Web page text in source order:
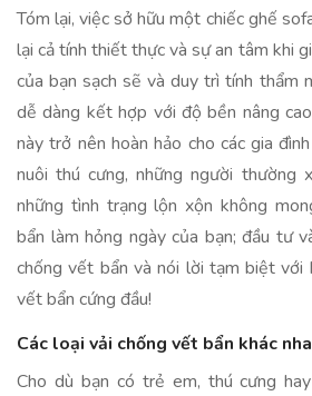
Tóm lại, việc sở hữu một chiếc ghế
lại cả tính thiết thực và sự an tâm khi
của bạn sạch sẽ và duy trì tính thẩm
dễ dàng kết hợp với độ bền nâng
này trở nên hoàn hảo cho các gia
nuôi thú cưng, những người thường
những tình trạng lộn xộn không
bẩn làm hỏng ngày của bạn; đầu tư
chống vết bẩn và nói lời tạm biệt với
vết bẩn cứng đầu!
Các loại vải chống vết bẩn khác
Cho dù bạn có trẻ em, thú cưng